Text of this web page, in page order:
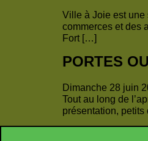
Ville à Joie est une
commerces et des
Fort […]
PORTES
Dimanche 28 juin
Tout au long de
présentation,